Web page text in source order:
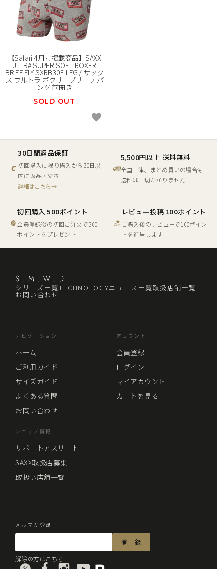
【Safari 4月号掲載商品】SAXX
ULTRA SUPER SOFT BOXER
BRIEF FLY SXBB30F-LFG / サック
ス ウルトラ ボクサーブリーフ パ
ンツ 前開き
SOLD OUT
30日間返品保証
初回購入に限り購入から30日以
内に返品・交換
詳細はこちら→
5,500円以上 送料無料
全国一律。まとめ買いの場合も
送料は一切かかりません
初回購入 500ポイント
会員登録後の初回ご注文で500
ポイントをプレゼント
レビュー投稿 100ポイント
ご購入後のレビューで100ポイン
トを進呈します
シリーズ一覧TECHNOLOGYニュース一覧取扱店舗一覧
お問い合わせ
ナビゲーション
ホーム
ご利用ガイド
サイズガイド
よくある質問
お問い合わせ
アカウント
会員登録
ログイン
マイアカウント
カートを見る
ショップ情報
サポートアスリート
SAXX取扱店募集
取扱い店舗一覧
メルマガ登録
解除の方はこちら